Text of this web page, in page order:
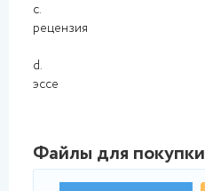
c.
рецензия
d.
эссе
Файлы для покупки